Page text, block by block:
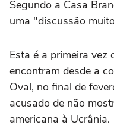
Segundo a Casa
uma "discussão
Esta é a primeira vez
encontram desde a
Oval, no final de
acusado de não
americana à Ucrânia.